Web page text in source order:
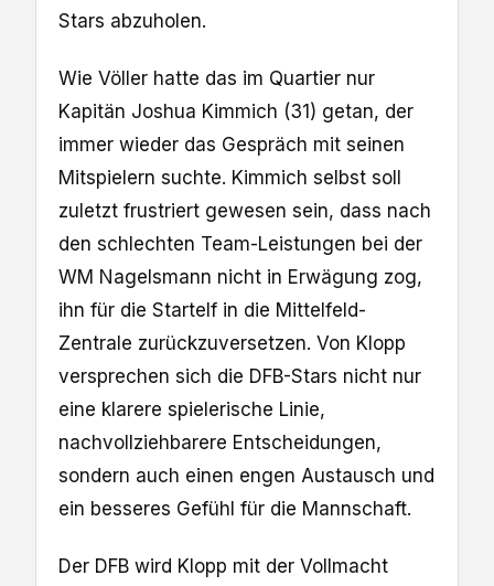
Stars abzuholen.
Wie Völler hatte das im Quartier nur
Kapitän Joshua Kimmich (31) getan, der
immer wieder das Gespräch mit seinen
Mitspielern suchte. Kimmich selbst soll
zuletzt frustriert gewesen sein, dass nach
den schlechten Team-Leistungen bei der
WM Nagelsmann nicht in Erwägung zog,
ihn für die Startelf in die Mittelfeld-
Zentrale zurückzuversetzen. Von Klopp
versprechen sich die DFB-Stars nicht nur
eine klarere spielerische Linie,
nachvollziehbarere Entscheidungen,
sondern auch einen engen Austausch und
ein besseres Gefühl für die Mannschaft.
Der DFB wird Klopp mit der Vollmacht